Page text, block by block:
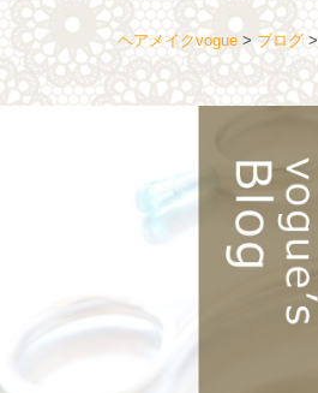
ヘアメイクvogue>ブログ>